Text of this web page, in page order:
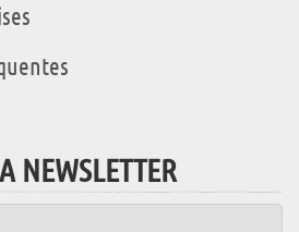
NEWSLETTER